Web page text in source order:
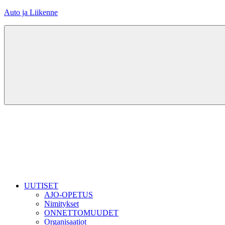
Skip
Auto ja Liikenne
UUTISET
AJO-OPETUS
Nimitykset
ONNETTOMUUDET
Organisaatiot